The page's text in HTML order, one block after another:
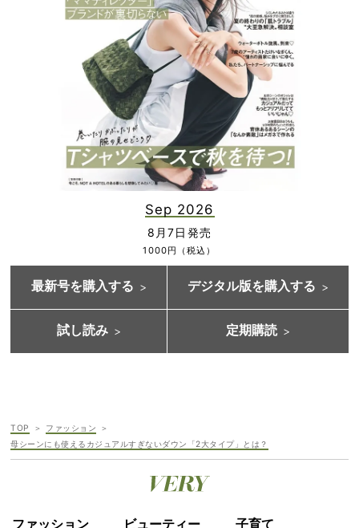
Sep 2026
8月7日発売
1000円（税込）
最新号を購入する デジタル版を購入する
試し読み 定期購読
TOP
ファッション
母シーンにも使えるカジュアルすぎないダウン「2大タイプ」とは？
ファッション ビューティー 子育て